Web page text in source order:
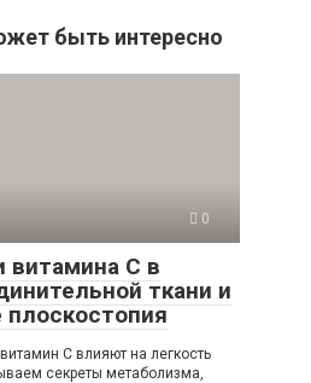
быть интересно
0
витамина С в
ткани и
С влияют на легкость
секреты метаболизма,